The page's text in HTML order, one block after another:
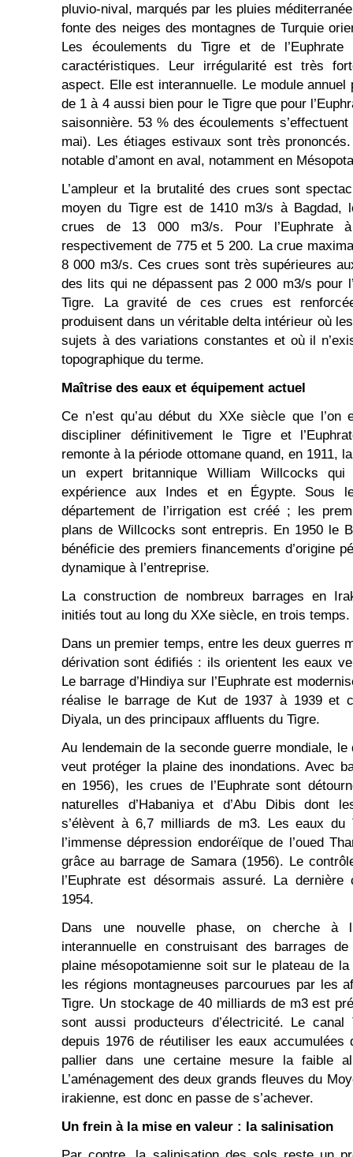
pluvio-nival, marqués par les pluies
fonte des neiges des montagnes de Turquie
Les écoulements du Tigre et de l’Euphrate
caractéristiques. Leur irrégularité est très
aspect. Elle est interannuelle. Le module
de 1 à 4 aussi bien pour le Tigre que pour
saisonnière. 53 % des écoulements
mai). Les étiages estivaux sont très
notable d’amont en aval, notamment en
L’ampleur et la brutalité des crues sont
moyen du Tigre est de 1410 m3/s à Bagdad,
crues de 13 000 m3/s. Pour l’Euphrate
respectivement de 775 et 5 200. La crue
8 000 m3/s. Ces crues sont très supérieures
des lits qui ne dépassent pas 2 000 m3/s pour
Tigre. La gravité de ces crues est
produisent dans un véritable delta intérieur où
sujets à des variations constantes et où il
topographique du terme.
Maîtrise des eaux et équipement actuel
Ce n’est qu’au début du XXe siècle que l’on
discipliner définitivement le Tigre et
remonte à la période ottomane quand, en 1911,
un expert britannique William Willcocks
expérience aux Indes et en Égypte. Sous
département de l’irrigation est créé ; les
plans de Willcocks sont entrepris. En 1950 le
bénéficie des premiers financements d’origine
dynamique à l’entreprise.
La construction de nombreux barrages en
initiés tout au long du XXe siècle, en trois temps.
Dans un premier temps, entre les deux guerres
dérivation sont édifiés : ils orientent les eaux
Le barrage d’Hindiya sur l’Euphrate est
réalise le barrage de Kut de 1937 à 1939 et
Diyala, un des principaux affluents du Tigre.
Au lendemain de la seconde guerre mondiale,
veut protéger la plaine des inondations. Avec
en 1956), les crues de l’Euphrate sont
naturelles d’Habaniya et d’Abu Dibis dont
s’élèvent à 6,7 milliards de m3. Les eaux du
l’immense dépression endoréïque de l’oued
grâce au barrage de Samara (1956). Le
l’Euphrate est désormais assuré. La
1954.
Dans une nouvelle phase, on cherche à
interannuelle en construisant des barrages
plaine mésopotamienne soit sur le plateau de
les régions montagneuses parcourues par les
Tigre. Un stockage de 40 milliards de m3 est
sont aussi producteurs d’électricité. Le canal
depuis 1976 de réutiliser les eaux accumulées
pallier dans une certaine mesure la faible
L’aménagement des deux grands fleuves du
irakienne, est donc en passe de s’achever.
Un frein à la mise en valeur : la salinisation